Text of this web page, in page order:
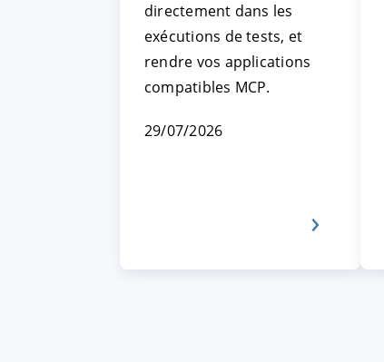
directement dans les
exécutions de tests, et
rendre vos applications
compatibles MCP.
29/07/2026